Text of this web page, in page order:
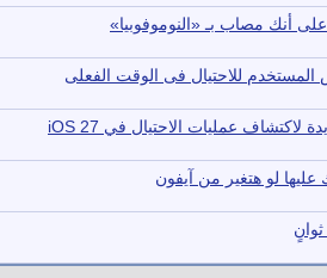
أنك مصاب بـ «النوموفوبيا»